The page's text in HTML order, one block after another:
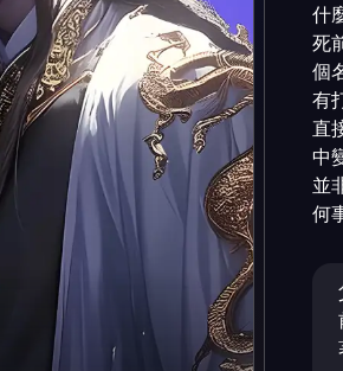
什
死
個
有
直
中
並
何